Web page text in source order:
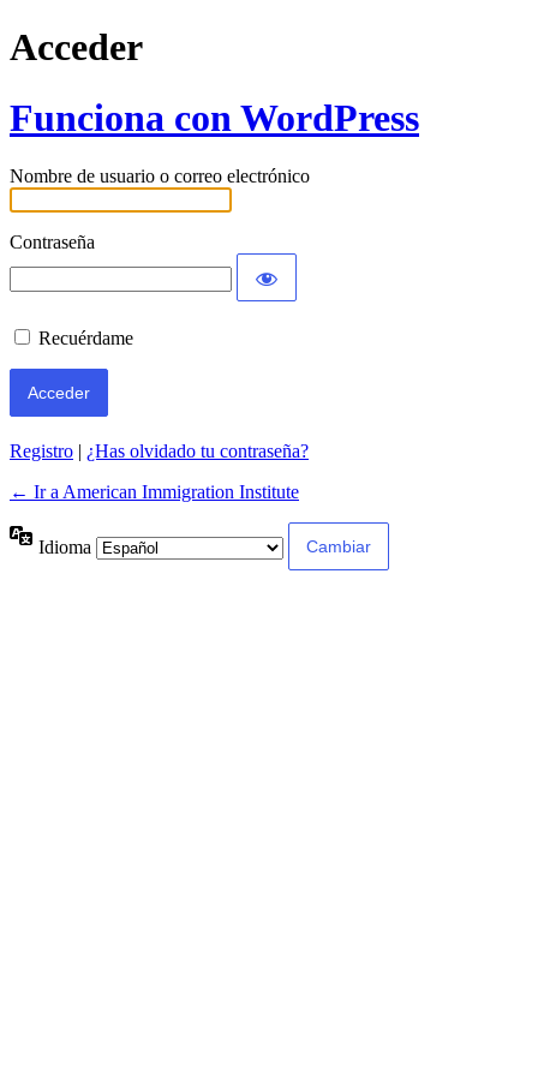
Acceder
Funciona con WordPress
Nombre de usuario o correo electrónico
Contraseña
Recuérdame
Registro | ¿Has olvidado tu contraseña?
← Ir a American Immigration Institute
Idioma